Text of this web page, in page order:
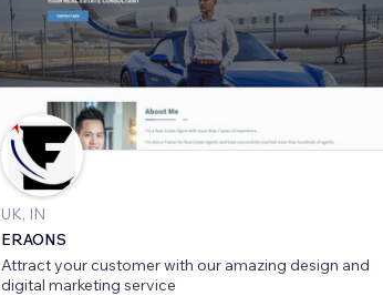
UK, IN
ERAONS
Attract your customer with our amazing design and
digital marketing service